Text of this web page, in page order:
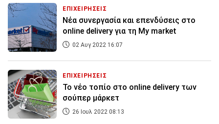
ΕΠΙΧΕΙΡΗΣΕΙΣ
Νέα συνεργασία και επενδύσεις στο
οnline delivery για τη Μy market
02 Αυγ 2022 16:07
ΕΠΙΧΕΙΡΗΣΕΙΣ
Το νέο τοπίο στο online delivery των
σούπερ μάρκετ
26 Ιουλ 2022 08:13